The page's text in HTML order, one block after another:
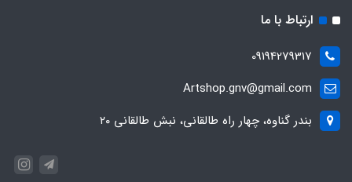
ارتباط با ما
09194279317
Artshop.gnv@gmail.com
بندر گناوه، چهار راه طالقانی، نبش طالقانی ۲۰